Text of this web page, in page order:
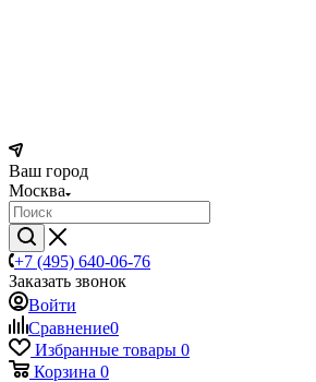
Ваш город
Москва
+7 (495) 640-06-76
Заказать звонок
Войти
Сравнение0
Избранные товары 0
Корзина 0